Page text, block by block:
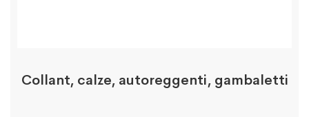
Collant, calze, autoreggenti, gambaletti